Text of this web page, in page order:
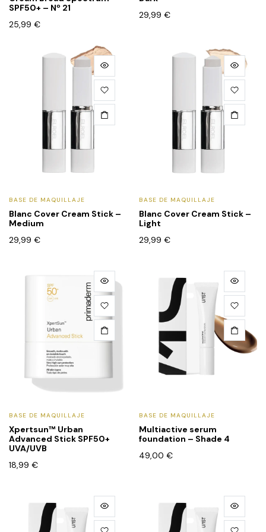
SPF50+ – Nº 21
25,99 €
29,99 €
BASE DE MAQUILLAJE
Blanc Cover Cream Stick –
Medium
29,99 €
BASE DE MAQUILLAJE
Blanc Cover Cream Stick –
Light
29,99 €
BASE DE MAQUILLAJE
Xpertsun™ Urban
Advanced Stick SPF50+
UVA/UVB
18,99 €
BASE DE MAQUILLAJE
Multiactive serum
foundation – Shade 4
49,00 €